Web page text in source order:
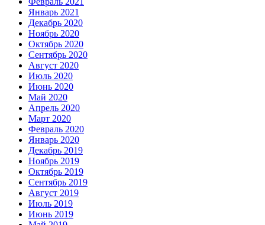
Январь 2021
Декабрь 2020
Ноябрь 2020
Октябрь 2020
Сентябрь 2020
Август 2020
Июль 2020
Июнь 2020
Май 2020
Апрель 2020
Март 2020
Февраль 2020
Январь 2020
Декабрь 2019
Ноябрь 2019
Октябрь 2019
Сентябрь 2019
Август 2019
Июль 2019
Июнь 2019